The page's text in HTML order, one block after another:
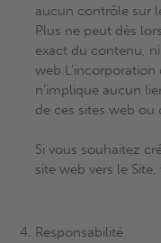
aucun contrôle sur
Plus ne peut dès
exact du contenu,
web.L’incorporation
n’implique aucun
de ces sites web ou
Si vous souhaitez
site web vers le
Responsabilité